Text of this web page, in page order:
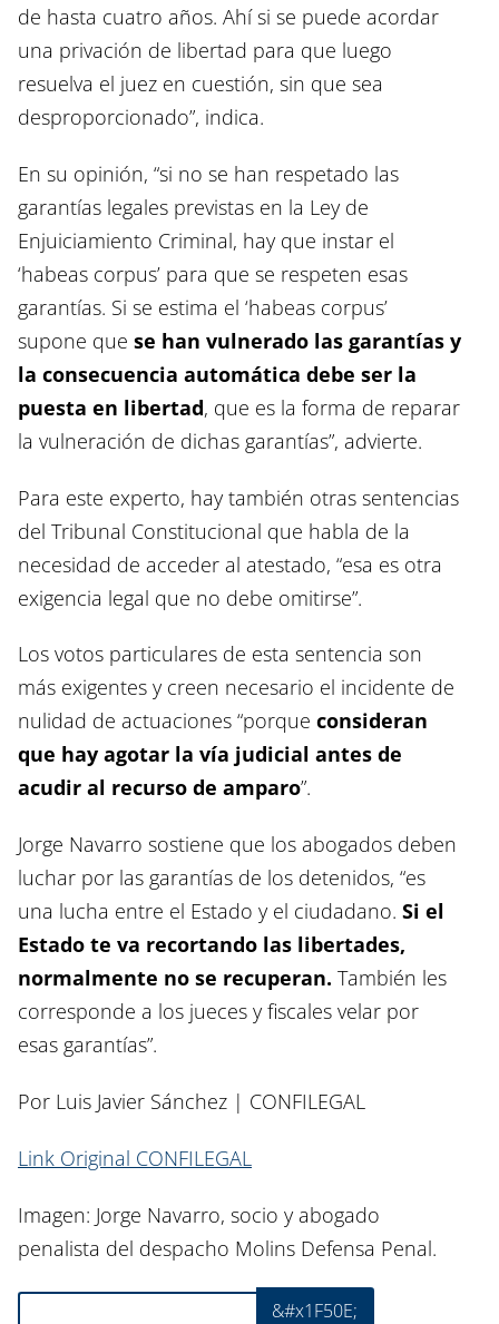
de hasta cuatro años. Ahí si se puede acordar
una privación de libertad para que luego
resuelva el juez en cuestión, sin que sea
desproporcionado”, indica.
En su opinión, “si no se han respetado las
garantías legales previstas en la Ley de
Enjuiciamiento Criminal, hay que instar el
‘habeas corpus’ para que se respeten esas
garantías. Si se estima el ‘habeas corpus’
supone que se han vulnerado las garantías y
la consecuencia automática debe ser la
puesta en libertad, que es la forma de reparar
la vulneración de dichas garantías”, advierte.
Para este experto, hay también otras sentencias
del Tribunal Constitucional que habla de la
necesidad de acceder al atestado, “esa es otra
exigencia legal que no debe omitirse”.
Los votos particulares de esta sentencia son
más exigentes y creen necesario el incidente de
nulidad de actuaciones “porque consideran
que hay agotar la vía judicial antes de
acudir al recurso de amparo”.
Jorge Navarro sostiene que los abogados deben
luchar por las garantías de los detenidos, “es
una lucha entre el Estado y el ciudadano. Si el
Estado te va recortando las libertades,
normalmente no se recuperan. También les
corresponde a los jueces y fiscales velar por
esas garantías”.
Por Luis Javier Sánchez | CONFILEGAL
Link Original CONFILEGAL
Imagen: Jorge Navarro, socio y abogado
penalista del despacho Molins Defensa Penal.
Buscar &#x1F50E;